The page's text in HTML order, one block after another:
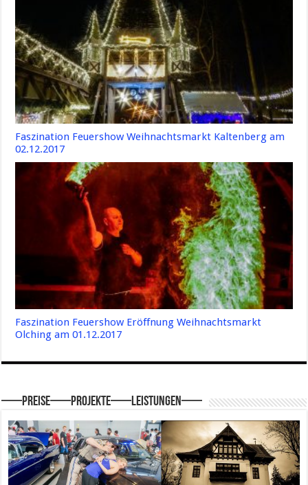
Faszination Feuershow Weihnachtsmarkt Kaltenberg am
02.12.2017
Faszination Feuershow Eröffnung Weihnachtsmarkt
Olching am 01.12.2017
—–Preise—–Projekte—–Leistungen—–